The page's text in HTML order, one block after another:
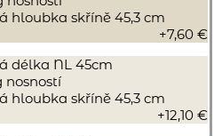
hloubka skříně 45,3 cm
+7,60 €
délka NL 45cm
nosností
hloubka skříně 45,3 cm
+12,10 €